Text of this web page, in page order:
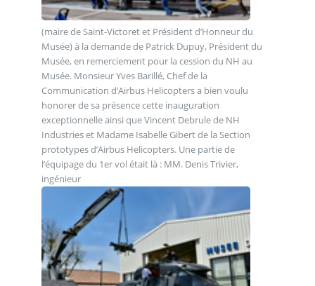
(maire de Saint-Victoret et Président d’Honneur du
Musée) à la demande de Patrick Dupuy, Président du
Musée, en remerciement pour la cession du NH au
Musée. Monsieur Yves Barillé, Chef de la
Communication d’Airbus Helicopters a bien voulu
honorer de sa présence cette inauguration
exceptionnelle ainsi que Vincent Debrule de NH
Industries et Madame Isabelle Gibert de la Section
prototypes d’Airbus Helicopters. Une partie de
l’équipage du 1er vol était là : MM. Denis Trivier,
ingénieur